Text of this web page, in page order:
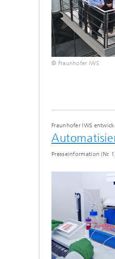
© Fraunhofer IWS
Fraunhofer IWS
Presseinformation (Nr.